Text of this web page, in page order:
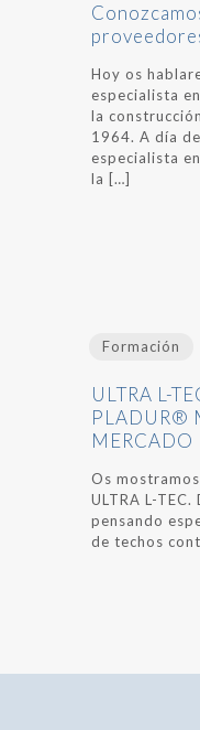
Hoy os
especialista
la
1964. A día
especialista
la […]
Formación
ULTRA L-
PLADUR®
MERCADO
Os
ULTRA L-
pensando
de techos